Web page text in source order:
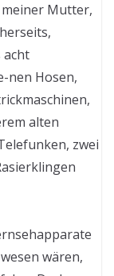
Mutter,
acht
nen Hosen,
alten
zwei
wären,